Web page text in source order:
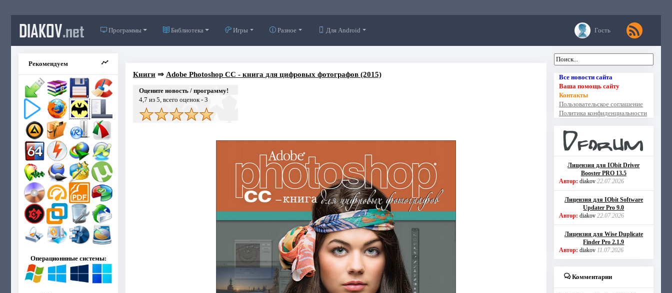
DIAKOV.net Программы Библиотека Игры Разное Для Android Гость
Рекомендуем
Операционнные системы:
Книги⇒ Adobe Photoshop CC - книга для цифровых фотографов (2015)
Оцените новость / программу!
4,7 из 5, всего оценок - 3
Все новости сайта
Ваша помощь сайту
Контакты
Пользовательское соглашение
Политика конфиденциальности
Лицензия для IObit Driver
Booster PRO 13.5
Автор: diakov 22.07.2026
Лицензия для IObit Software
Updater Pro 9.0
Автор: diakov 22.07.2026
Лицензия для Wise Duplicate
Finder Pro 2.1.9
Автор: diakov 11.07.2026
Комментарии